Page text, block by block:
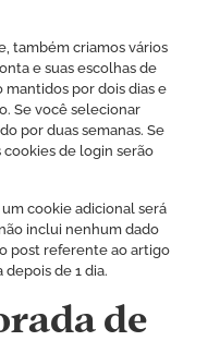
também criamos vários
e suas escolhas de
mantidos por dois dias e
Se você selecionar
por duas semanas. Se
cookies de login serão
cookie adicional será
inclui nenhum dado
post referente ao artigo
de 1 dia.
de